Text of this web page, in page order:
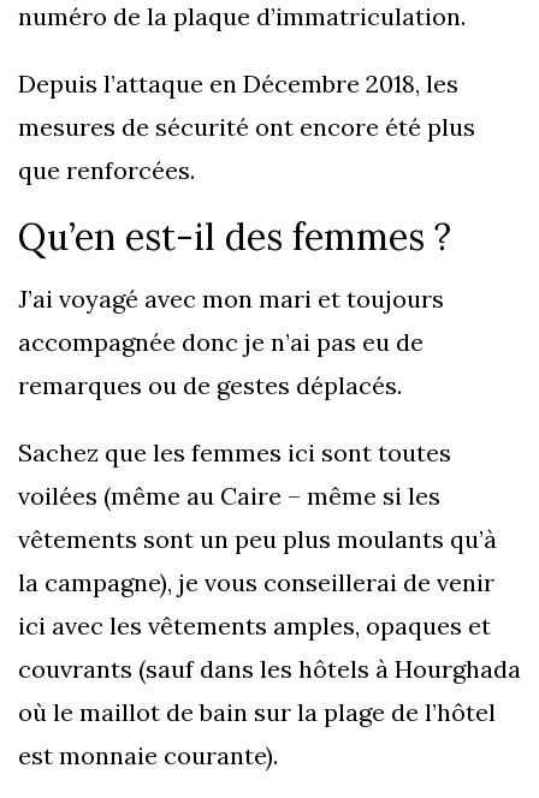
numéro de la plaque d’immatriculation.
Depuis l’attaque en Décembre 2018, les
mesures de sécurité ont encore été plus
que renforcées.
Qu’en est-il des femmes ?
J’ai voyagé avec mon mari et toujours
accompagnée donc je n’ai pas eu de
remarques ou de gestes déplacés.
Sachez que les femmes ici sont toutes
voilées (même au Caire – même si les
vêtements sont un peu plus moulants qu’à
la campagne), je vous conseillerai de venir
ici avec les vêtements amples, opaques et
couvrants (sauf dans les hôtels à Hourghada
où le maillot de bain sur la plage de l’hôtel
est monnaie courante).